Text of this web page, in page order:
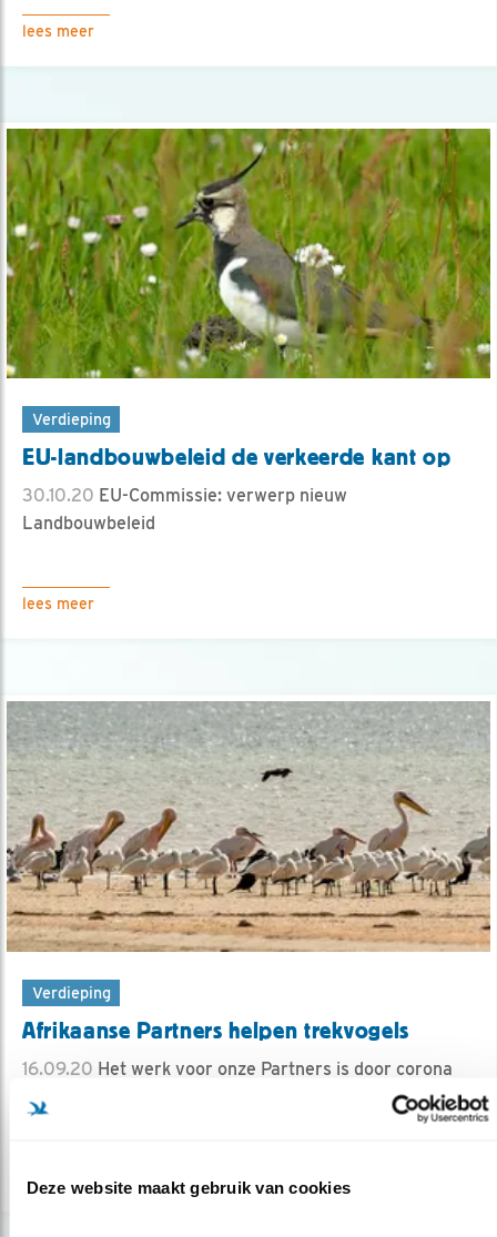
Deze website maakt gebruik van cookies
lees meer
Verdieping
EU-landbouwbeleid de verkeerde kant op
30.10.20 EU-Commissie: verwerp nieuw
Landbouwbeleid
lees meer
Verdieping
Afrikaanse Partners helpen trekvogels
16.09.20 Het werk voor onze Partners is door corona
nog moeilijker. U kunt helpen!